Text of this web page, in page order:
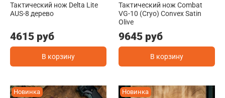
Тактический нож Delta Lite
AUS-8 дерево
4615 руб
В корзину
Тактический нож Combat
VG-10 (Cryo) Convex Satin
Olive
9645 руб
В корзину
Новинка Новинка